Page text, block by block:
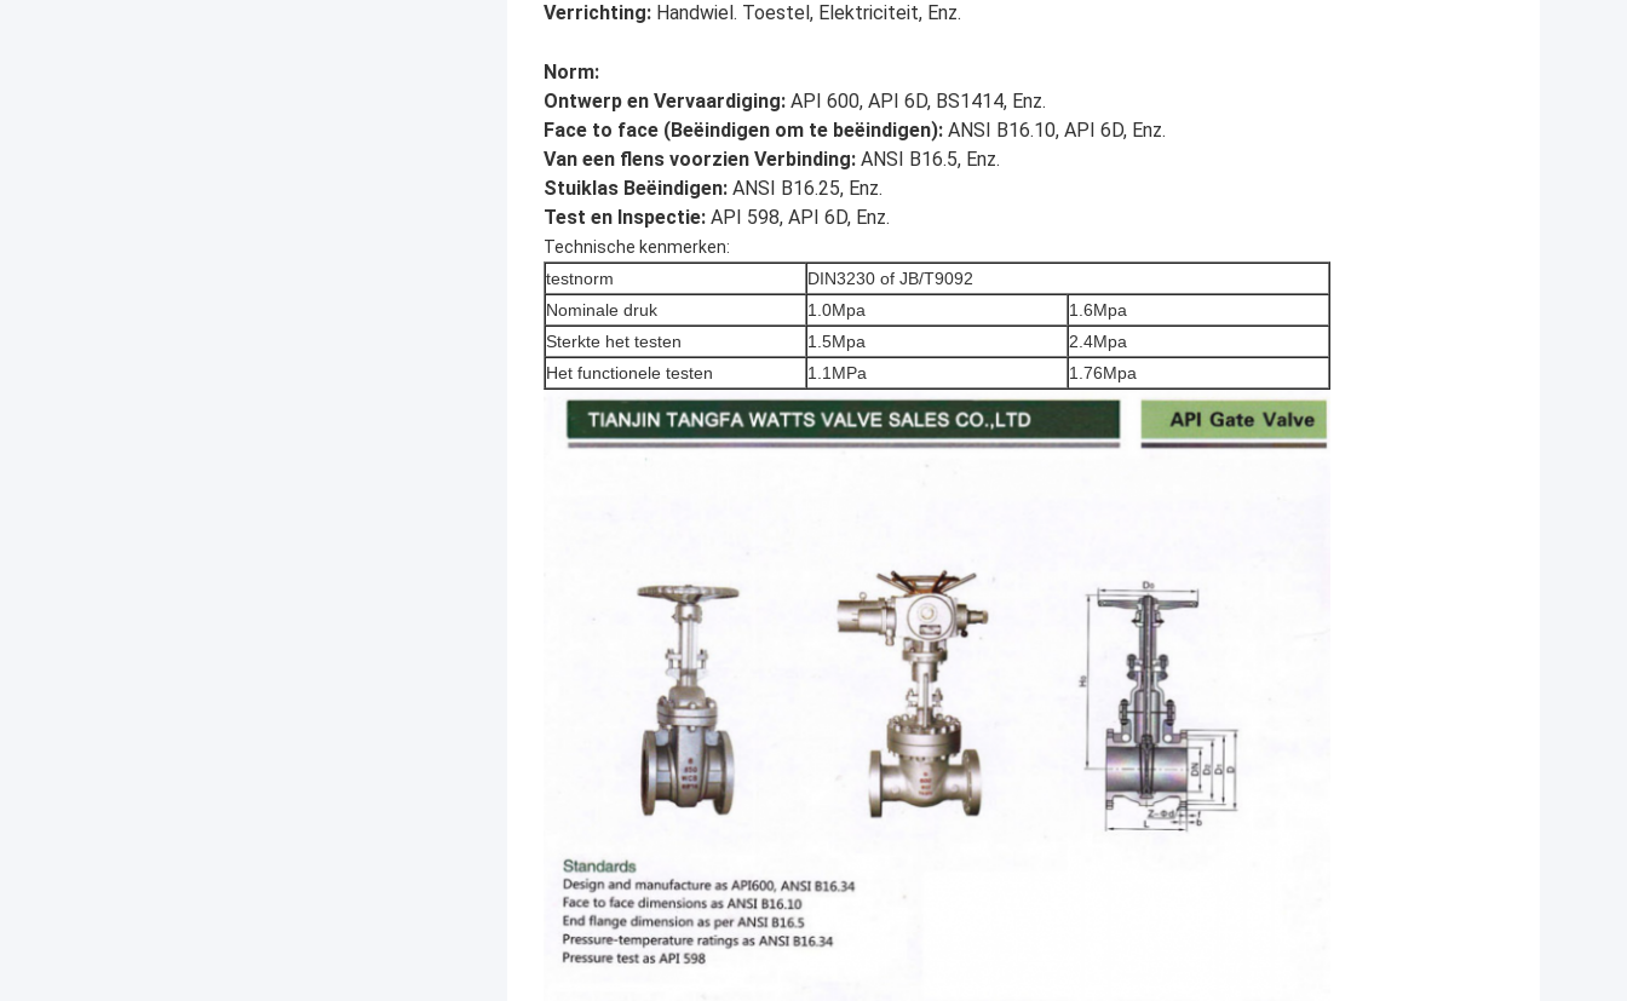
Verrichting: Handwiel. Toestel, Elektriciteit, Enz.
Norm:
Ontwerp en Vervaardiging: API 600, API 6D, BS1414, Enz.
Face to face (Beëindigen om te beëindigen): ANSI B16.10, API 6D, Enz.
Van een flens voorzien Verbinding: ANSI B16.5, Enz.
Stuiklas Beëindigen: ANSI B16.25, Enz.
Test en Inspectie: API 598, API 6D, Enz.
Technische kenmerken:
testnorm
DIN3230 of JB/T9092
Nominale druk
1.0Mpa
1.6Mpa
Sterkte het testen
1.5Mpa
2.4Mpa
Het functionele testen
1.1MPa 1.76Mpa